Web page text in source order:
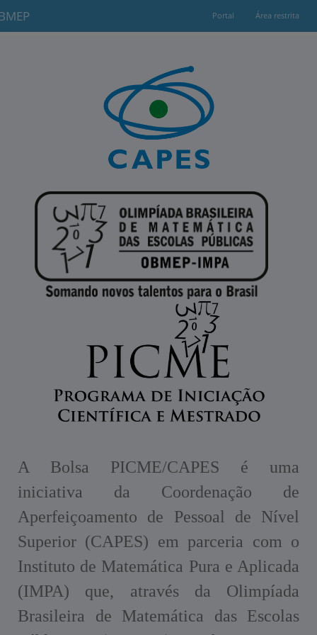
Portal Área restrita
A Bolsa PICME/CAPES é uma
iniciativa da Coordenação de
Aperfeiçoamento de Pessoal de Nível
Superior (CAPES) em parceria com o
Instituto de Matemática Pura e Aplicada
(IMPA) que, através da Olimpíada
Brasileira de Matemática das Escolas